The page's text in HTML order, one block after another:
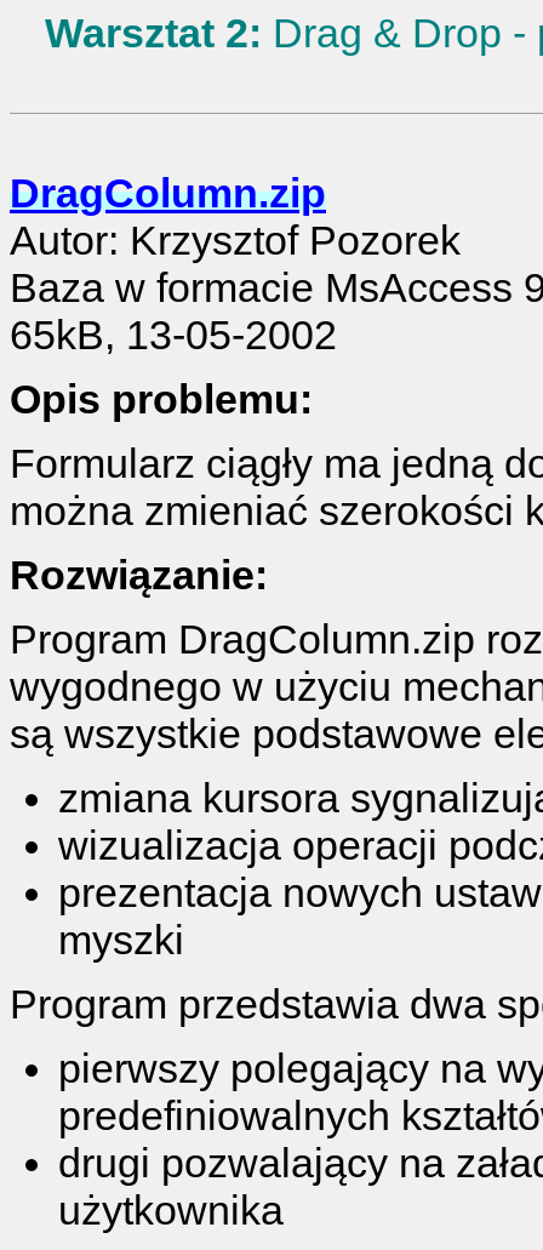
Warsztat 2: Drag & Drop -
DragColumn.zip
Autor: Krzysztof Pozorek
Baza w formacie MsAccess
65kB, 13-05-2002
Opis problemu:
Formularz ciągły ma jedną
można zmieniać szerokości
Rozwiązanie:
Program DragColumn.zip
wygodnego w użyciu
są wszystkie podstawowe
zmiana kursora
wizualizacja operacji
prezentacja nowych
myszki
Program przedstawia dwa
pierwszy polegający na
predefiniowalnych
drugi pozwalający na
użytkownika